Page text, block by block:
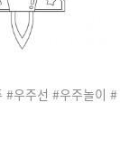
#우주선 #우주놀이 #